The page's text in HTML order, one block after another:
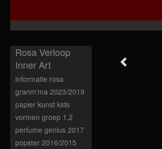
Rosa Verloop
Inner Art
informatie rosa
granm'ma 2023/2019
papier kunst kids
vormen groep 1,2
perfume genius 2017
popster 2016/2015